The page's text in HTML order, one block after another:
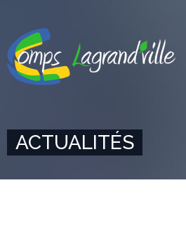
ACTUALITÉS